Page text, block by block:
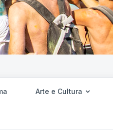
Arte e Cultura